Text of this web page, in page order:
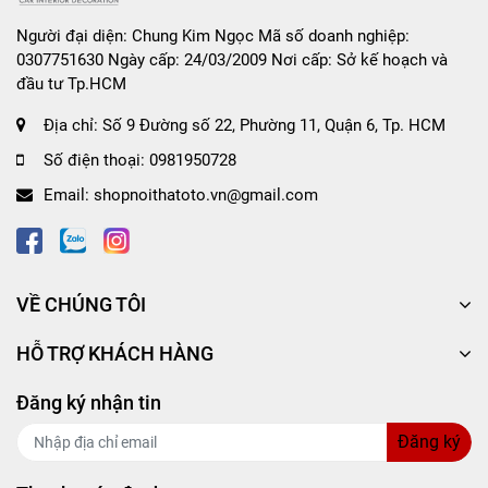
Người đại diện: Chung Kim Ngọc Mã số doanh nghiệp:
0307751630 Ngày cấp: 24/03/2009 Nơi cấp: Sở kế hoạch và
đầu tư Tp.HCM
Địa chỉ: Số 9 Đường số 22, Phường 11, Quận 6, Tp. HCM
Số điện thoại: 0981950728
Email: shopnoithatoto.vn@gmail.com
VỀ CHÚNG TÔI
HỖ TRỢ KHÁCH HÀNG
Đăng ký nhận tin
Đăng ký